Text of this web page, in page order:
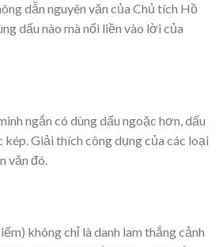
dẫn nguyên văn của Chủ tích Hồ
dấu nào mà nối liền vào lời của
ngắn có dùng dấu ngoặc hơn, dấu
kép. Giải thích công dụng của các loại
văn đó.
không chỉ là danh lam thắng cảnh